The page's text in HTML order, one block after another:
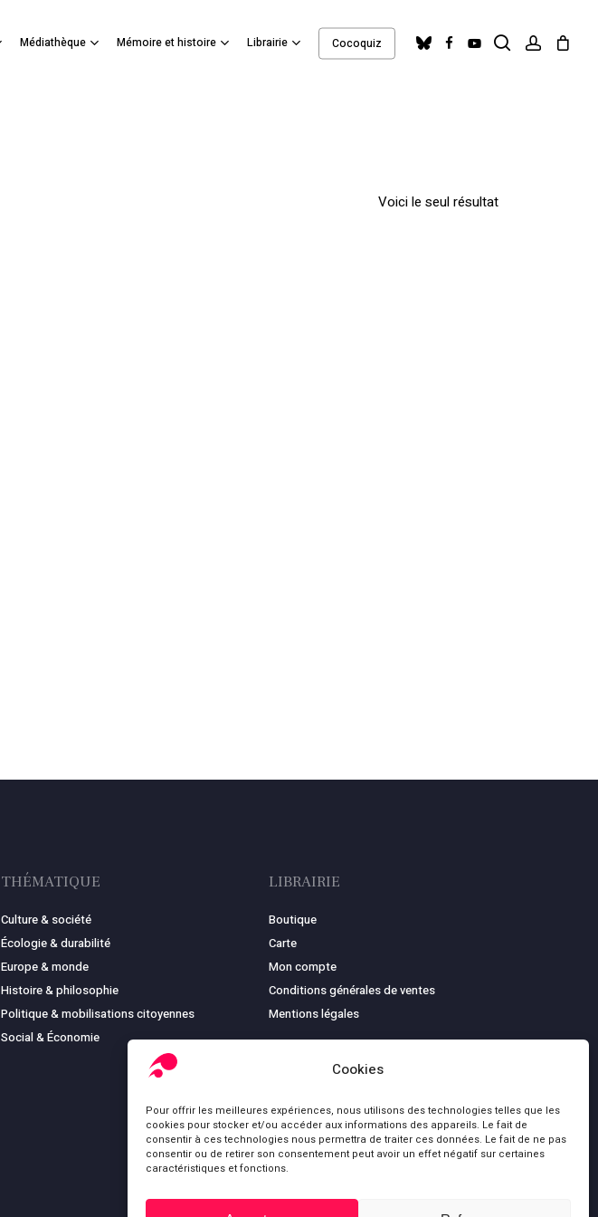
Cookies
Pour offrir les meilleures expériences, nous utilisons des technologies telles que les
cookies pour stocker et/ou accéder aux informations des appareils. Le fait de
consentir à ces technologies nous permettra de traiter ces données. Le fait de ne pas
consentir ou de retirer son consentement peut avoir un effet négatif sur certaines
caractéristiques et fonctions.
Médiathèque Mémoire et histoire Librairie Cocoquiz blueskyfacebookyoutube searchaccount
Panier Close
Cart
Sous-total :
Voici le seul résultat
THÉMATIQUE
Culture & société
Écologie & durabilité
Europe & monde
Histoire & philosophie
Politique & mobilisations citoyennes
Social & Économie
LIBRAIRIE
Boutique
Carte
Mon compte
Conditions générales de ventes
Mentions légales